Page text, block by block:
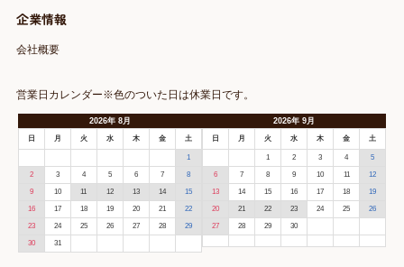
企業情報
会社概要
営業日カレンダー※色のついた日は休業日です。
2026年 8月
日 月 火 水 木 金 土
1
2 3 4 5 6 7 8
9 10 11 12 13 14 15
16 17 18 19 20 21 22
23 24 25 26 27 28 29
30 31
2026年9月
日 月 火 水 木 金 土
1 2 3 4 5
6 7 8 9 10 11 12
13 14 15 16 17 18 19
20 21 22 23 24 25 26
27 28 29 30